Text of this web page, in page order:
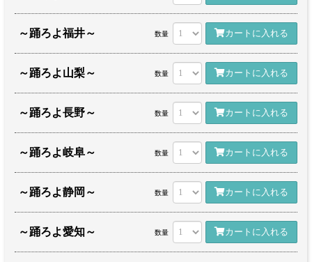
～踊ろよ福井～ 数量 カートに入れる
～踊ろよ山梨～ 数量 カートに入れる
～踊ろよ長野～ 数量 カートに入れる
～踊ろよ岐阜～ 数量 カートに入れる
～踊ろよ静岡～ 数量 カートに入れる
～踊ろよ愛知～ 数量 カートに入れる